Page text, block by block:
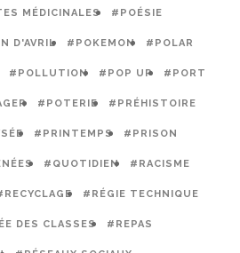
MÉDICINALES #POÉSIE
D'AVRIL #POKEMON #POLAR
#POLLUTION #POP UP #PORT
#POTERIE #PRÉHISTOIRE
#PRINTEMPS #PRISON
#QUOTIDIEN #RACISME
#RÉGIE TECHNIQUE
DES CLASSES #REPAS